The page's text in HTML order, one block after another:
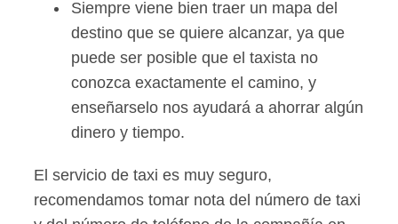
Siempre viene bien traer un mapa del
destino que se quiere alcanzar, ya que
puede ser posible que el taxista no
conozca exactamente el camino, y
enseñarselo nos ayudará a ahorrar algún
dinero y tiempo.
El servicio de taxi es muy seguro,
recomendamos tomar nota del número de taxi